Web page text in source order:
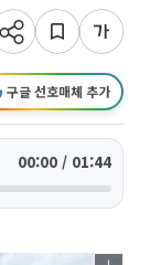
구글 선호매체 추가
00:00 / 01:44